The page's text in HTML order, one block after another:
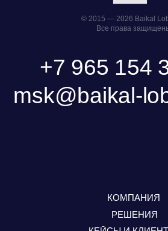
ООО «БКГ»
ИНН 7727176391 | КПП 770301001
123056, Россия, г. Москва, ул. Большая
Грузинская 30А, стр. 1, БЦ «Грузинка 30»